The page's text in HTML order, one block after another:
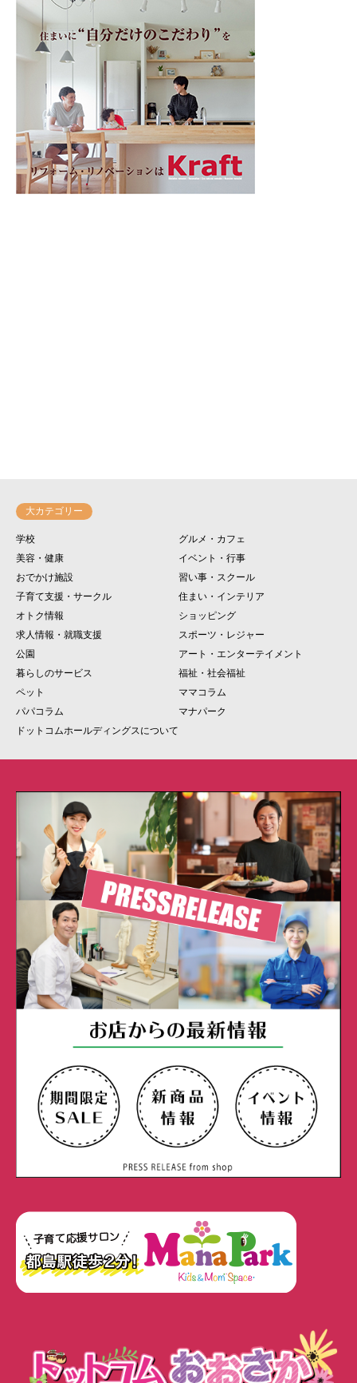
大カテゴリー
学校
グルメ・カフェ
美容・健康
イベント・行事
おでかけ施設
習い事・スクール
子育て支援・サークル
住まい・インテリア
オトク情報
ショッピング
求人情報・就職支援
スポーツ・レジャー
公園
アート・エンターテイメント
暮らしのサービス
福祉・社会福祉
ペット
ママコラム
パパコラム
マナパーク
ドットコムホールディングスについて